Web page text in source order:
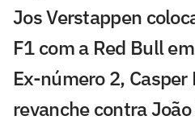
Jos Verstappen
F1 com a Red Bull
Ex-número 2, Casper
revanche contra